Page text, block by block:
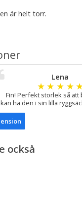
är helt torr.
Lena
★ ★ ★ ★
Fin! Perfekt storlek så
kan ha den i sin lilla
också